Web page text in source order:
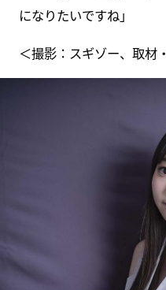
になりたいですね」
＜撮影：スギゾー、取材